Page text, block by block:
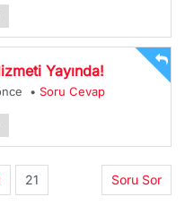
Yayında!
• Soru Cevap
21 Soru Sor